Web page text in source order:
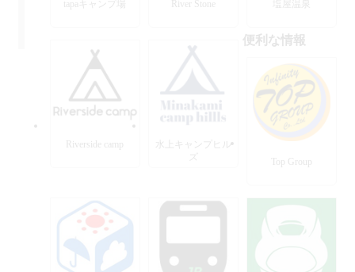
tapaキャンプ場 River Stone 塩屋温泉
Riverside camp
水上キャンプヒル
便利な情報
Top Group